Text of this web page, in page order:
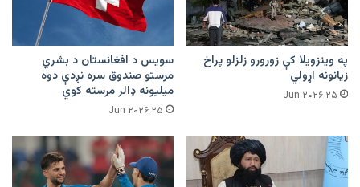
په وینزویلا کې زورورو زلزلو پراخ
زیانونه اړولي
۲۵ Jun ۲۰۲۶
سویس د افغانستان د بشري
مرستو صندوق سره نږدې دوه
میلیونه ډالر مرسته کوي
۲۵ Jun ۲۰۲۶